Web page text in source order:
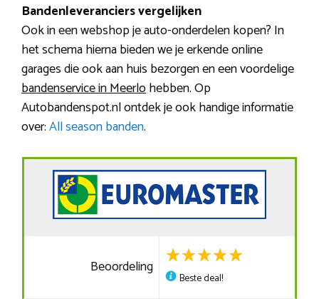
Bandenleveranciers vergelijken
Ook in een webshop je auto-onderdelen kopen? In
het schema hierna bieden we je erkende online
garages die ook aan huis bezorgen en een voordelige
bandenservice in Meerlohebben. Op
Autobandenspot.nl ontdek je ook handige informatie
over:All season banden.
Beoordeling
Beste deal!